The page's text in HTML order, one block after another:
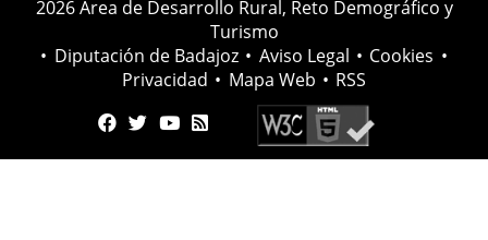
2026 Área de Desarrollo Rural, Reto Demográfico y
Turismo
• Diputación de Badajoz • Aviso Legal • Cookies •
Privacidad • Mapa Web • RSS